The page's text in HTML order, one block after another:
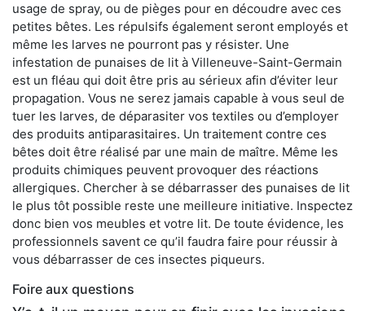
usage de spray, ou de pièges pour en découdre avec ces
petites bêtes. Les répulsifs également seront employés et
même les larves ne pourront pas y résister. Une
infestation de punaises de lit à Villeneuve-Saint-Germain
est un fléau qui doit être pris au sérieux afin d’éviter leur
propagation. Vous ne serez jamais capable à vous seul de
tuer les larves, de déparasiter vos textiles ou d’employer
des produits antiparasitaires. Un traitement contre ces
bêtes doit être réalisé par une main de maître. Même les
produits chimiques peuvent provoquer des réactions
allergiques. Chercher à se débarrasser des punaises de lit
le plus tôt possible reste une meilleure initiative. Inspectez
donc bien vos meubles et votre lit. De toute évidence, les
professionnels savent ce qu’il faudra faire pour réussir à
vous débarrasser de ces insectes piqueurs.
Foire aux questions